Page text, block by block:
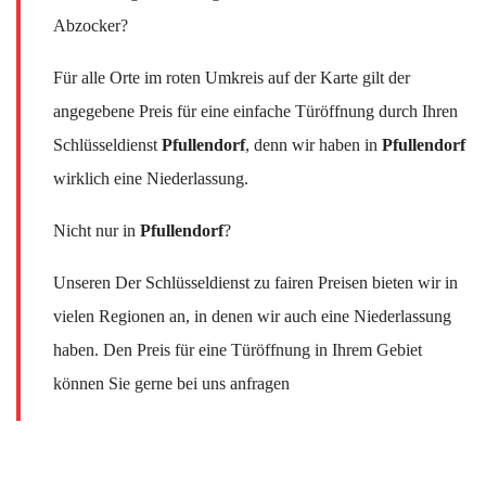
Abzocker?
Für alle Orte im roten Umkreis auf der Karte gilt der
angegebene Preis für eine einfache Türöffnung durch Ihren
Schlüsseldienst Pfullendorf, denn wir haben in Pfullendorf
wirklich eine Niederlassung.
Nicht nur in Pfullendorf?
Unseren Der Schlüsseldienst zu fairen Preisen bieten wir in
vielen Regionen an, in denen wir auch eine Niederlassung
haben. Den Preis für eine Türöffnung in Ihrem Gebiet
können Sie gerne bei uns anfragen